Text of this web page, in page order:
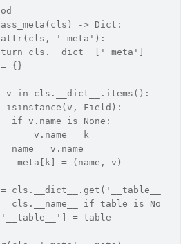
-> Dict:
'_meta'):
cls.__dict__['_meta']
{}
v in cls.__dict__.items():
isinstance(v, Field):
if v.name is None:
v.name = k
name = v.name
_meta[k] = (name, v)
cls.__dict__.get('__table__')
cls.__name__ if table is None
= table